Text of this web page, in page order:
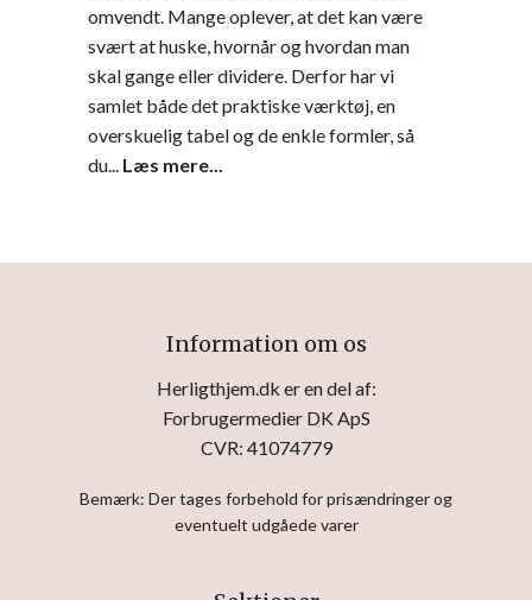
omvendt. Mange oplever, at det kan være
svært at huske, hvornår og hvordan man
skal gange eller dividere. Derfor har vi
samlet både det praktiske værktøj, en
overskuelig tabel og de enkle formler, så
du... Læs mere...
Information om os
Herligthjem.dk er en del af:
Forbrugermedier DK ApS
CVR: 41074779
Bemærk: Der tages forbehold for prisændringer og
eventuelt udgåede varer